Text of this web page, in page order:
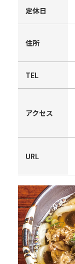
定休日
住所
TEL
アクセス
URL